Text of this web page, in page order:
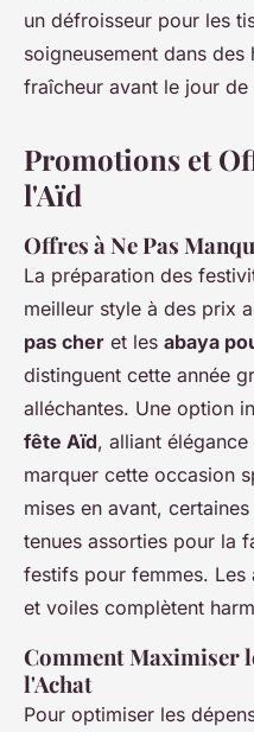
un défroisseur pour les
soigneusement dans
fraîcheur avant le jour de
Promotions et
l'Aïd
Offres à Ne Pas
La préparation des
meilleur style à des prix
pas cher et les abaya
distinguent cette année
alléchantes. Une option
fête Aïd, alliant
marquer cette occasion
mises en avant,
tenues assorties pour la
festifs pour femmes. Les
et voiles complètent
Comment Maximiser
l'Achat
Pour optimiser les